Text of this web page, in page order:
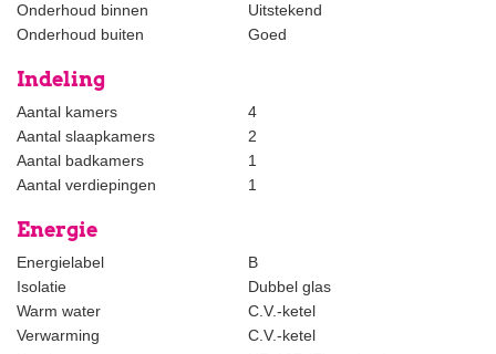
-built-in spotlights.
-double glazed windows.
-near international organisations (OPCW, Europol, Eurojust) and
schools (Lycee Francais, Deutsche Schule and European School).
-no housing permit is necessary.
Absolutely worth your visit!
Virtual viewing is possible.
We charge no commission if rented directly through listing agent.
The foregoing information has been carefully compiled by our
Onderhoud binnen
Uitstekend
Onderhoud buiten
Goed
Indeling
Aantal kamers
4
Aantal slaapkamers
2
Aantal badkamers
1
Aantal verdiepingen
1
Energie
Energielabel
B
Isolatie
Dubbel glas
Warm water
C.V.-ketel
Verwarming
C.V.-ketel